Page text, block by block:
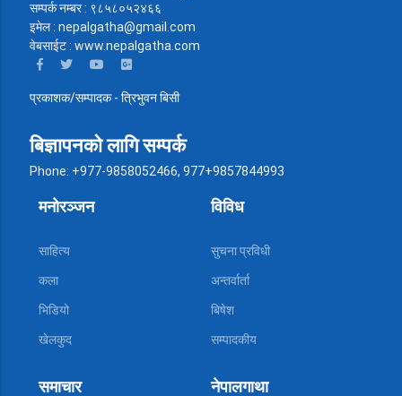
सम्पर्क नम्बर : ९८५८०५२४६६
इमेल : nepalgatha@gmail.com
वेबसाईट : www.nepalgatha.com
प्रकाशक/सम्पादक - त्रिभुवन बिसी
बिज्ञापनको लागि सम्पर्क
Phone: +977-9858052466, 977+9857844993
विविध
सुचना प्रविधी
अन्तर्वार्ता
बिषेश
सम्पादकीय
मनोरञ्जन
साहित्य
कला
भिडियो
खेलकुद
नेपालगाथा
समाचार